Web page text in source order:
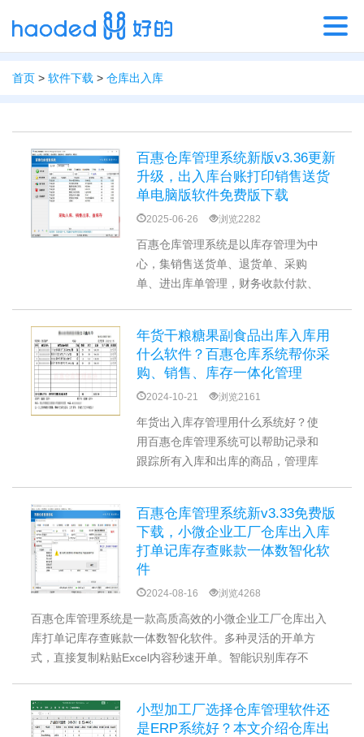
首页 > 软件下载 > 仓库出入库
百惠仓库管理系统新版v3.36更新
升级，出入库台账打印销售送货
单电脑版软件免费版下载
2025-06-26 浏览2282
百惠仓库管理系统是以库存管理为中
心，集销售送货单、退货单、采购
单、进出库单管理，财务收款付款、
印等功能于一身的出入库存管理软件
年货干粮糖果副食品出库入库用
什么软件？百惠仓库系统帮你采
购、销售、库存一体化管理
2024-10-21 浏览2161
年货出入库存管理用什么系统好？使
用百惠仓库管理系统可以帮助记录和
跟踪所有入库和出库的商品，管理库
在年货季节高效运营，提升竞争力，
实现业务的持续健康发展。
百惠仓库管理系统新v3.33免费版
下载，小微企业工厂仓库出入库
打单记库存查账款一体数智化软
件
2024-08-16 浏览4268
百惠仓库管理系统是一款高质高效的小微企业工厂仓库出入
库打单记库存查账款一体数智化软件。多种灵活的开单方
式，直接复制粘贴Excel内容秒速开单。智能识别库存不
软件附加价值。
小型加工厂选择仓库管理软件还
是ERP系统好？本文介绍仓库出